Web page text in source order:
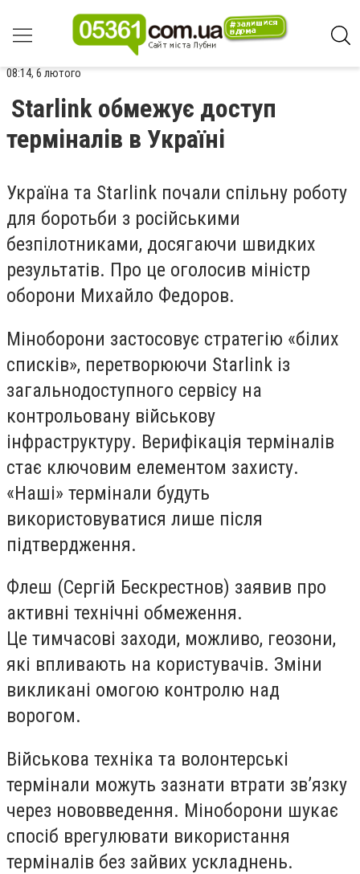
08:14, 6 лютого
Starlink обмежує доступ
терміналів в Україні
Україна та Starlink почали спільну роботу
для боротьби з російськими
безпілотниками, досягаючи швидких
результатів. Про це оголосив міністр
оборони Михайло Федоров.
Міноборони застосовує стратегію «білих
списків», перетворюючи Starlink із
загальнодоступного сервісу на
контрольовану військову
інфраструктуру. Верифікація терміналів
стає ключовим елементом захисту.
«Наші» термінали будуть
використовуватися лише після
підтвердження.
Флеш (Сергій Бескрестнов) заявив про
активні технічні обмеження.
Це тимчасові заходи, можливо, геозони,
які впливають на користувачів. Зміни
викликані омогою контролю над
ворогом.
Військова техніка та волонтерські
термінали можуть зазнати втрати зв’язку
через нововведення. Міноборони шукає
спосіб врегулювати використання
терміналів без зайвих ускладнень.